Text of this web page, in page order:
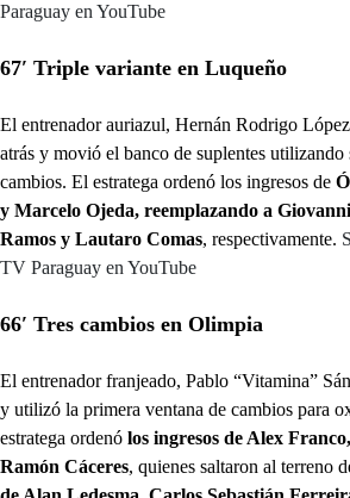
Paraguay en YouTube
67′ Triple variante en Luqueño
El entrenador auriazul, Hernán Rodrigo
atrás y movió el banco de suplentes utilizando
cambios. El estratega ordenó los ingresos de
y Marcelo Ojeda, reemplazando a
Ramos y Lautaro Comas, respectivamente.
TV Paraguay en YouTube
66′ Tres cambios en Olimpia
El entrenador franjeado, Pablo “Vitamina”
y utilizó la primera ventana de cambios para
estratega ordenó los ingresos de Alex
Ramón Cáceres, quienes saltaron al terreno